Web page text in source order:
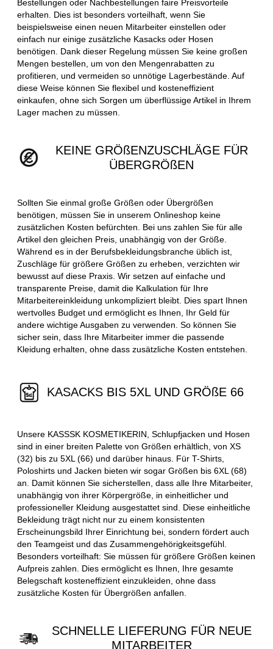
Bestellungen oder Nachbestellungen faire Preisvorteile
erhalten. Dies ist besonders vorteilhaft, wenn Sie
beispielsweise einen neuen Mitarbeiter einstellen oder
einfach nur einige zusätzliche Kasacks oder Hosen
benötigen. Dank dieser Regelung müssen Sie keine großen
Mengen bestellen, um von den Mengenrabatten zu
profitieren, und vermeiden so unnötige Lagerbestände. Auf
diese Weise können Sie flexibel und kosteneffizient
einkaufen, ohne sich Sorgen um überflüssige Artikel in Ihrem
Lager machen zu müssen.
KEINE GRÖßENZUSCHLÄGE FÜR
ÜBERGRÖßEN
Sollten Sie einmal große Größen oder Übergrößen
benötigen, müssen Sie in unserem Onlineshop keine
zusätzlichen Kosten befürchten. Bei uns zahlen Sie für alle
Artikel den gleichen Preis, unabhängig von der Größe.
Während es in der Berufsbekleidungsbranche üblich ist,
Zuschläge für größere Größen zu erheben, verzichten wir
bewusst auf diese Praxis. Wir setzen auf einfache und
transparente Preise, damit die Kalkulation für Ihre
Mitarbeitereinkleidung unkompliziert bleibt. Dies spart Ihnen
wertvolles Budget und ermöglicht es Ihnen, Ihr Geld für
andere wichtige Ausgaben zu verwenden. So können Sie
sicher sein, dass Ihre Mitarbeiter immer die passende
Kleidung erhalten, ohne dass zusätzliche Kosten entstehen.
KASACKS BIS 5XL UND GRÖßE 66
Unsere KASSSK KOSMETIKERIN, Schlupfjacken und Hosen
sind in einer breiten Palette von Größen erhältlich, von XS
(32) bis zu 5XL (66) und darüber hinaus. Für T-Shirts,
Poloshirts und Jacken bieten wir sogar Größen bis 6XL (68)
an. Damit können Sie sicherstellen, dass alle Ihre Mitarbeiter,
unabhängig von ihrer Körpergröße, in einheitlicher und
professioneller Kleidung ausgestattet sind. Diese einheitliche
Bekleidung trägt nicht nur zu einem konsistenten
Erscheinungsbild Ihrer Einrichtung bei, sondern fördert auch
den Teamgeist und das Zusammengehörigkeitsgefühl.
Besonders vorteilhaft: Sie müssen für größere Größen keinen
Aufpreis zahlen. Dies ermöglicht es Ihnen, Ihre gesamte
Belegschaft kosteneffizient einzukleiden, ohne dass
zusätzliche Kosten für Übergrößen anfallen.
SCHNELLE LIEFERUNG FÜR NEUE
MITARBEITER